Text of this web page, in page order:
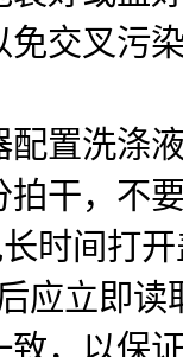
拍干，不
时间打
应立即读
致，以保
时间、加
试剂
避免任何